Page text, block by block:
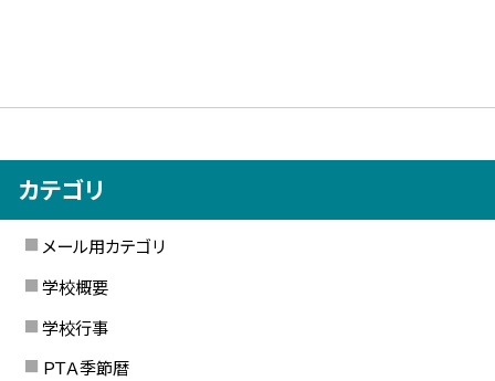
カテゴリ
メール用カテゴリ
学校概要
学校行事
ＰＴＡ季節暦